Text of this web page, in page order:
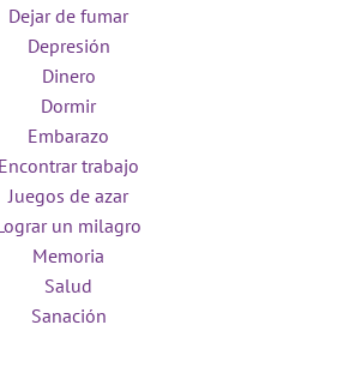
Dejar de fumar
Depresión
Dinero
Dormir
Embarazo
Encontrar trabajo
Juegos de azar
un milagro
Memoria
Salud
Sanación